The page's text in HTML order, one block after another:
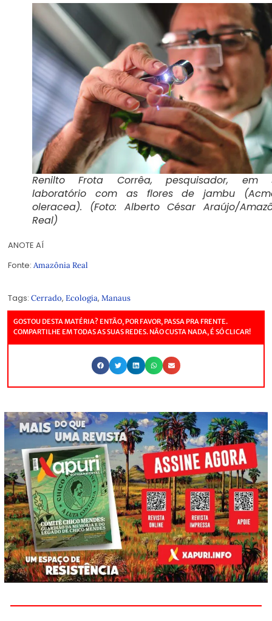
Renilto Frota Corrêa, pesquisador, em
laboratório com as flores de jambu
oleracea). (Foto: Alberto César Araújo/
Real)
ANOTE AÍ
Fonte: Amazônia Real
Tags: Cerrado, Ecologia, Manaus
GOSTOU DESTA MATÉRIA? ENTÃO, POR FAVOR, PASSA PRA FRENTE.
COMPARTILHE EM TODAS AS SUAS REDES. NÃO CUSTA NADA, É SÓ CLICAR!